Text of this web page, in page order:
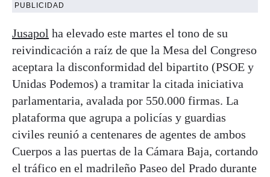
PUBLICIDAD
Jusapol ha elevado este martes el tono de su
reivindicación a raíz de que la Mesa del Congreso
aceptara la disconformidad del bipartito (PSOE y
Unidas Podemos) a tramitar la citada iniciativa
parlamentaria, avalada por 550.000 firmas. La
plataforma que agrupa a policías y guardias
civiles reunió a centenares de agentes de ambos
Cuerpos a las puertas de la Cámara Baja, cortando
el tráfico en el madrileño Paseo del Prado durante